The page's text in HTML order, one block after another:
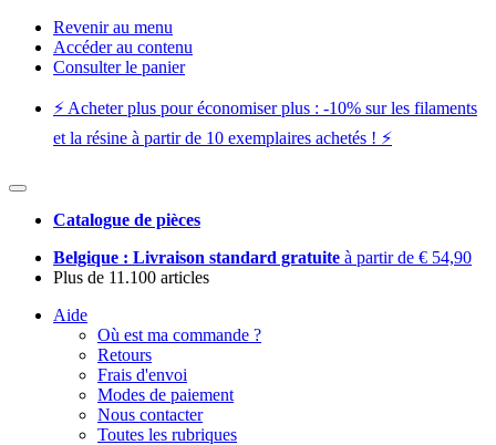
Revenir au menu
Accéder au contenu
Consulter le panier
⚡️ Acheter plus pour économiser plus : -10% sur les filaments
et la résine à partir de 10 exemplaires achetés ! ⚡️
Catalogue de pièces
Belgique : Livraison standard gratuite à partir de € 54,90
Plus de 11.100 articles
Aide
Où est ma commande ?
Retours
Frais d'envoi
Modes de paiement
Nous contacter
Toutes les rubriques